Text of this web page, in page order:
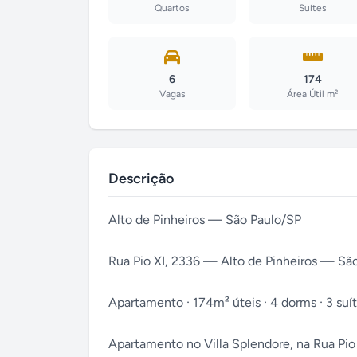
Quartos Suítes
6
Vagas
174
Área Útil m²
Descrição
Alto de Pinheiros — São Paulo/SP
Rua Pio XI, 2336 — Alto de Pinheiros —
Apartamento · 174m² úteis · 4 dorms · 3
Apartamento no Villa Splendore, na Rua